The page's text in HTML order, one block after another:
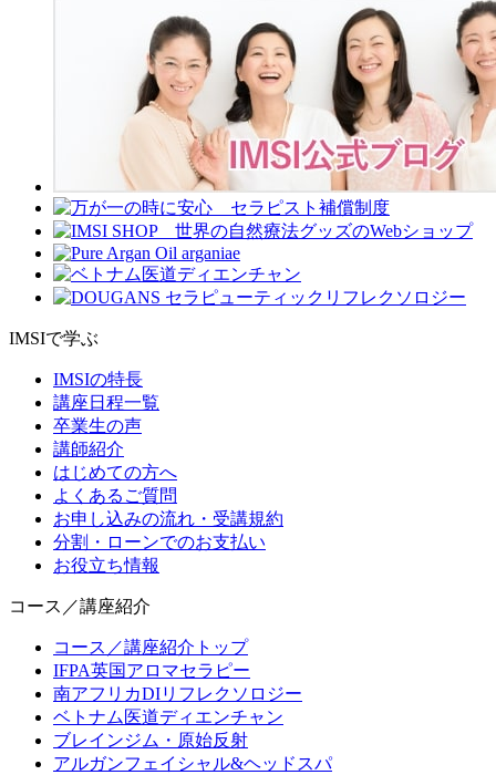
IMSIで学ぶ
IMSIの特長
講座日程一覧
卒業生の声
講師紹介
はじめての方へ
よくあるご質問
お申し込みの流れ・受講規約
分割・ローンでのお支払い
お役立ち情報
コース／講座紹介
コース／講座紹介トップ
IFPA英国アロマセラピー
南アフリカDIリフレクソロジー
ベトナム医道ディエンチャン
ブレインジム・原始反射
アルガンフェイシャル&ヘッドスパ